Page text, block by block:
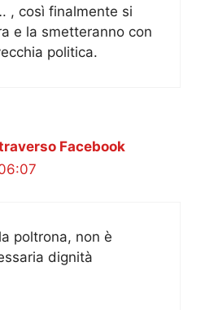
, così finalmente si
e la smetteranno con
politica.
Facebook
poltrona, non è
dignità